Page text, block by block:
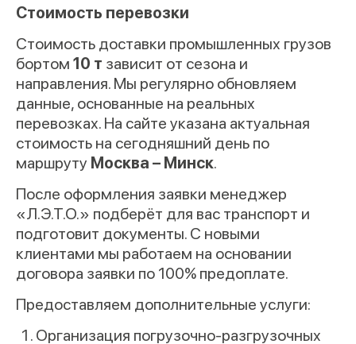
Стоимость перевозки
Стоимость доставки промышленных грузов
бортом 10 т зависит от сезона и
направления. Мы регулярно обновляем
данные, основанные на реальных
перевозках. На сайте указана актуальная
стоимость на сегодняшний день по
маршруту Москва – Минск.
После оформления заявки менеджер
«Л.Э.Т.О.» подберёт для вас транспорт и
подготовит документы. С новыми
клиентами мы работаем на основании
договора заявки по 100% предоплате.
Предоставляем дополнительные услуги:
Организация погрузочно-разгрузочных